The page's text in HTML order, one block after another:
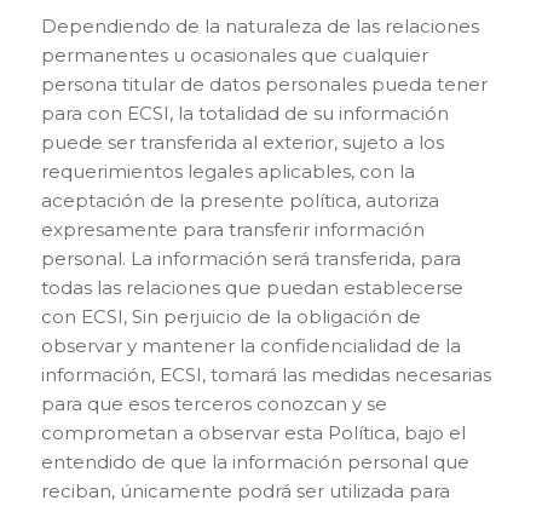
Dependiendo de la naturaleza de las relaciones
permanentes u ocasionales que cualquier
persona titular de datos personales pueda tener
para con ECSI, la totalidad de su información
puede ser transferida al exterior, sujeto a los
requerimientos legales aplicables, con la
aceptación de la presente política, autoriza
expresamente para transferir información
personal. La información será transferida, para
todas las relaciones que puedan establecerse
con ECSI, Sin perjuicio de la obligación de
observar y mantener la confidencialidad de la
información, ECSI, tomará las medidas necesarias
para que esos terceros conozcan y se
comprometan a observar esta Política, bajo el
entendido de que la información personal que
reciban, únicamente podrá ser utilizada para